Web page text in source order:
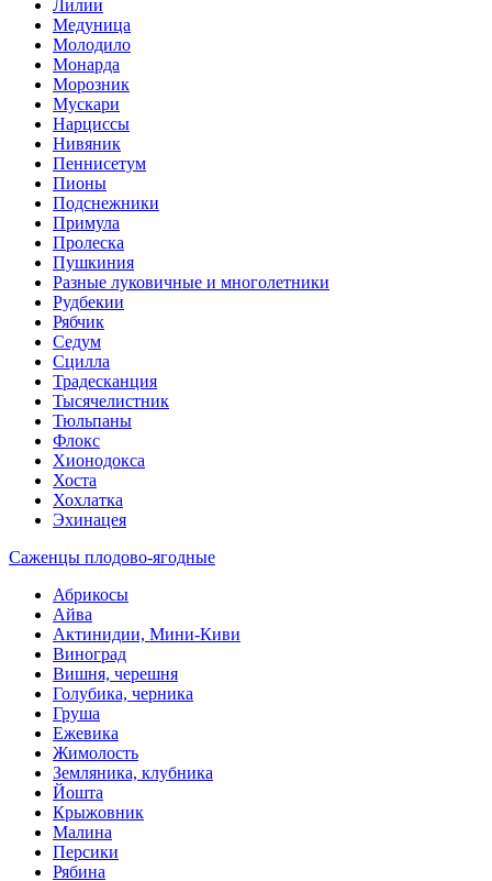
Лилии
Медуница
Молодило
Монарда
Морозник
Мускари
Нарциссы
Нивяник
Пеннисетум
Пионы
Подснежники
Примула
Пролеска
Пушкиния
Разные луковичные и многолетники
Рудбекии
Рябчик
Седум
Сцилла
Традесканция
Тысячелистник
Тюльпаны
Флокс
Хионодокса
Хоста
Хохлатка
Эхинацея
Саженцы плодово-ягодные
Абрикосы
Айва
Актинидии, Мини-Киви
Виноград
Вишня, черешня
Голубика, черника
Груша
Ежевика
Жимолость
Земляника, клубника
Йошта
Крыжовник
Малина
Персики
Рябина